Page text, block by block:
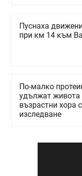
Пуснаха
при км 14 към
По-малко
удължат живота
възрастни хора
изследване